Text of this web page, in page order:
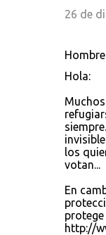
26 de
Hola:
los
votan...
En
http://